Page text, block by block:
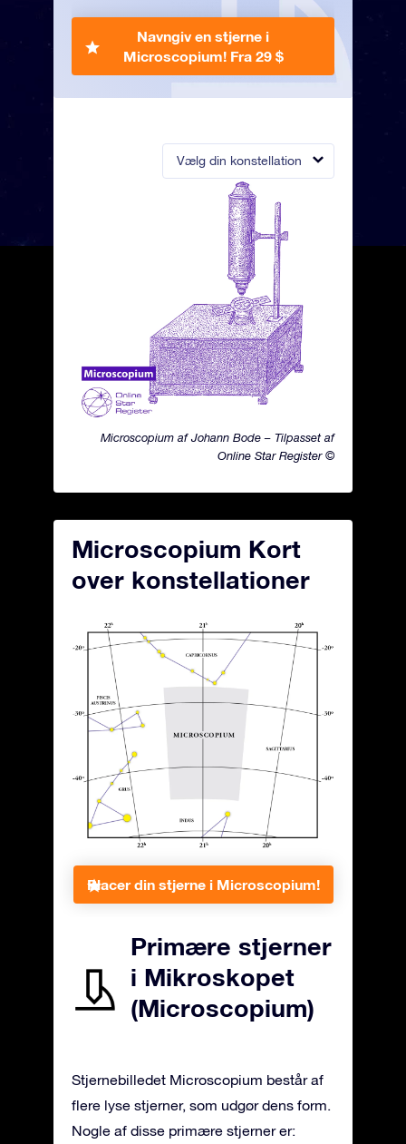
Vælg din konstellation
Microscopium af Johann Bode – Tilpasset af
Online Star Register ©
Navngiv en stjerne i
Microscopium! Fra 29 $
Microscopium Kort
over konstellationer
Placer din stjerne i Microscopium!
Primære stjerner
i Mikroskopet
(Microscopium)
Stjernebilledet Microscopium består af
flere lyse stjerner, som udgør dens form.
Nogle af disse primære stjerner er: